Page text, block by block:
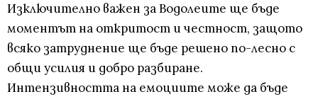
Изключително важен за Водолеите ще бъде
моментът на откритост и честност, защото
всяко затруднение ще бъде решено по-лесно с
общи усилия и добро разбиране.
Интензивността на емоциите може да бъде